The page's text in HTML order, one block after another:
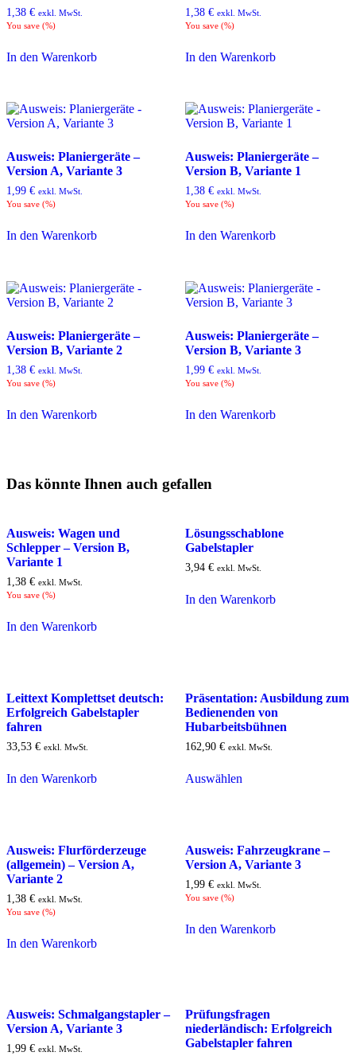
1,38 € exkl. MwSt.
You save (%)
In den Warenkorb
1,38 € exkl. MwSt.
You save (%)
In den Warenkorb
Ausweis: Planiergeräte –
Version A, Variante 3
1,99 € exkl. MwSt.
You save (%)
In den Warenkorb
Ausweis: Planiergeräte –
Version B, Variante 1
1,38 € exkl. MwSt.
You save (%)
In den Warenkorb
Ausweis: Planiergeräte –
Version B, Variante 2
1,38 € exkl. MwSt.
You save (%)
In den Warenkorb
Ausweis: Planiergeräte –
Version B, Variante 3
1,99 € exkl. MwSt.
You save (%)
In den Warenkorb
Das könnte Ihnen auch gefallen
Ausweis: Wagen und
Schlepper – Version B,
Variante 1
1,38 € exkl. MwSt.
You save (%)
In den Warenkorb
Lösungsschablone
Gabelstapler
3,94 € exkl. MwSt.
In den Warenkorb
Leittext Komplettset deutsch:
Erfolgreich Gabelstapler
fahren
33,53 € exkl. MwSt.
In den Warenkorb
Präsentation: Ausbildung zum
Bedienenden von
Hubarbeitsbühnen
162,90 € exkl. MwSt.
Auswählen
Ausweis: Flurförderzeuge
(allgemein) – Version A,
Variante 2
1,38 € exkl. MwSt.
You save (%)
In den Warenkorb
Ausweis: Fahrzeugkrane –
Version A, Variante 3
1,99 € exkl. MwSt.
You save (%)
In den Warenkorb
Ausweis: Schmalgangstapler –
Version A, Variante 3
1,99 € exkl. MwSt.
Prüfungsfragen
niederländisch: Erfolgreich
Gabelstapler fahren